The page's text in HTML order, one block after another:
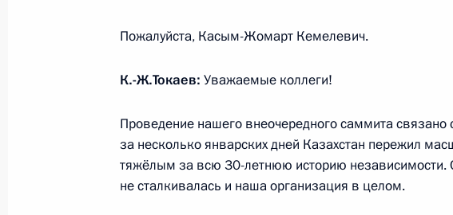
Рахмоном
2 января 2022 года, воскресенье
Пожалуйста, Касым-Жомарт Кемелевич.
К.-Ж.Токаев: Уважаемые коллеги!
Проведение нашего внеочередного саммита
за несколько январских дней Казахстан пережил
тяжёлым за всю 30-летнюю историю независимости.
не сталкивалась и наша организация в целом.